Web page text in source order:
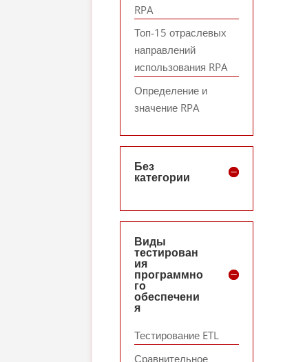
RPA
Топ-15 отраслевых
направлений
использования RPA
Определение и
значение RPA
Без
категории
Виды
тестирован
ия
программно
го
обеспечени
я
Тестирование ETL
Сравнительное